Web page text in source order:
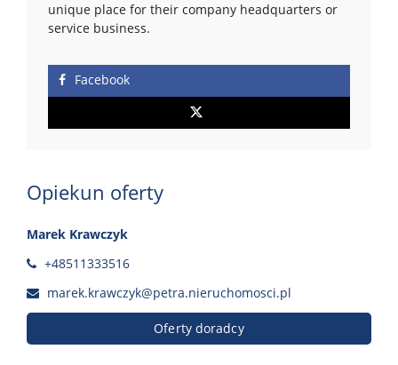
unique place for their company headquarters or
service business.
Facebook
Opiekun oferty
Marek Krawczyk
+48511333516
marek.krawczyk@petra.nieruchomosci.pl
Oferty doradcy